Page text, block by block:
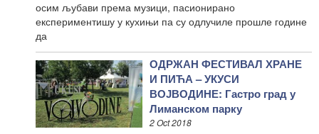
осим љубави према музици, пасионирано
експериментишу у кухињи па су одлучиле прошле године
да
ОДРЖАН ФЕСТИВАЛ ХРАНЕ
И ПИЋА – УКУСИ
ВОЈВОДИНЕ: Гастро град у
Лиманском парку
2 Oct 2018